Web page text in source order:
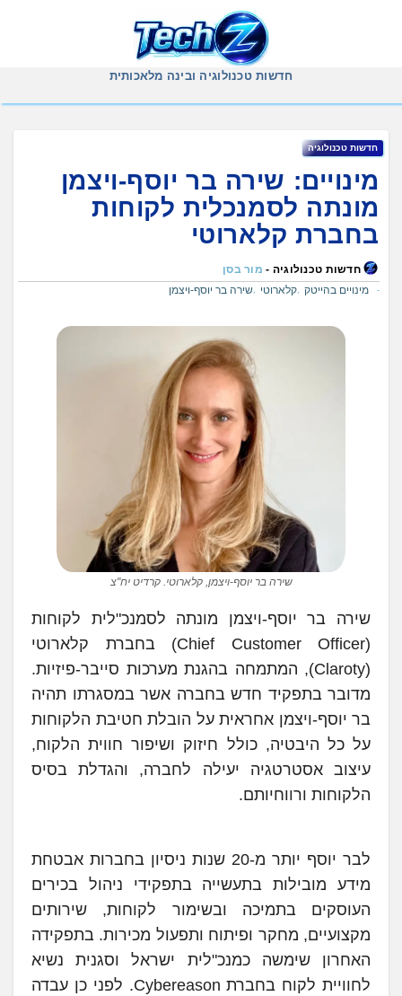
חדשות טכנולוגיה ובינה מלאכותית
חדשות טכנולוגיה
מינויים: שירה בר יוסף-ויצמן
מונתה לסמנכלית לקוחות
בחברת קלארוטי
חדשות טכנולוגיה - מור בסן
מינויים בהייטק קלארוטי שירה בר יוסף-ויצמן
שירה בר יוסף-ויצמן, קלארוטי. קרדיט יח"צ
שירה בר יוסף-ויצמן מונתה לסמנכ"לית לקוחות
(Chief Customer Officer) בחברת קלארוטי
(Claroty), המתמחה בהגנת מערכות סייבר-פיזיות.
מדובר בתפקיד חדש בחברה אשר במסגרתו תהיה
בר יוסף-ויצמן אחראית על הובלת חטיבת הלקוחות
על כל היבטיה, כולל חיזוק ושיפור חווית הלקוח,
עיצוב אסטרטגיה יעילה לחברה, והגדלת בסיס
הלקוחות ורווחיותם.
לבר יוסף יותר מ-20 שנות ניסיון בחברות אבטחת
מידע מובילות בתעשייה בתפקידי ניהול בכירים
העוסקים בתמיכה ובשימור לקוחות, שירותים
מקצועיים, מחקר ופיתוח ותפעול מכירות. בתפקידה
האחרון שימשה כמנכ"לית ישראל וסגנית נשיא
לחוויית לקוח בחברת Cybereason. לפני כן עבדה